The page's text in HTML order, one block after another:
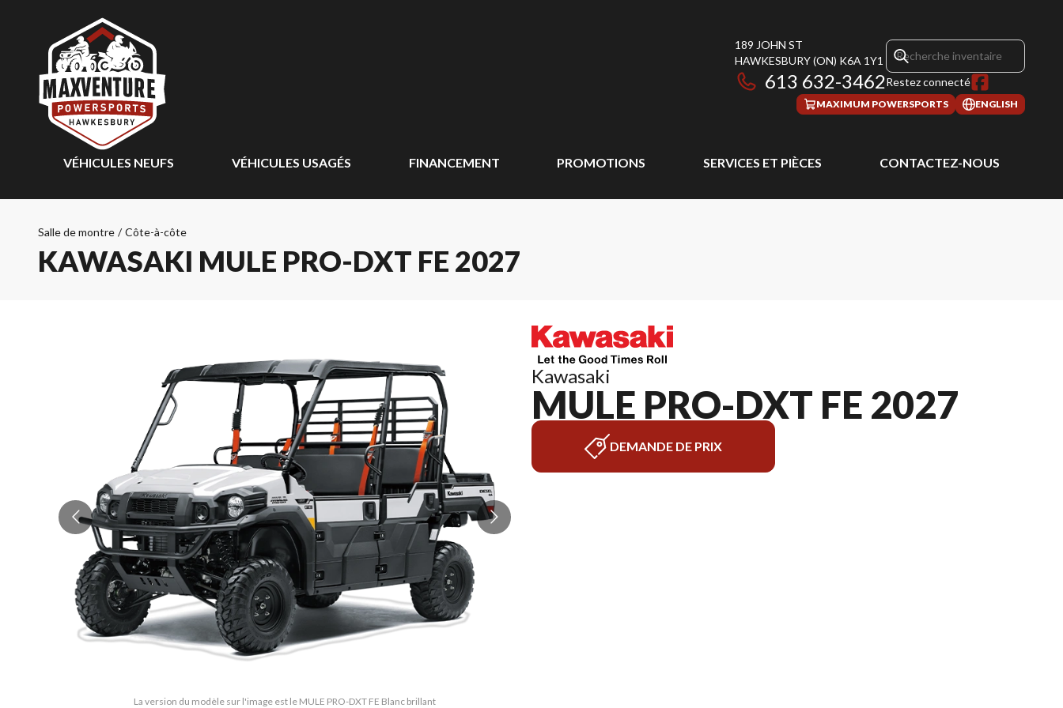
189 JOHN ST
HAWKESBURY(ON) K6A 1Y1
613 632-3462Restez connecté
MAXIMUM POWERSPORTS ENGLISH
VÉHICULES NEUFS VÉHICULES USAGÉS FINANCEMENT PROMOTIONS SERVICES ET PIÈCES CONTACTEZ-NOUS
Salle de montre / Côte-à-côte
KAWASAKI MULE PRO-DXT FE 2027
La version du modèle sur l'image est le MULE PRO-DXT FE Blanc brillant
Kawasaki
MULE PRO-DXT FE 2027
DEMANDE DE PRIX